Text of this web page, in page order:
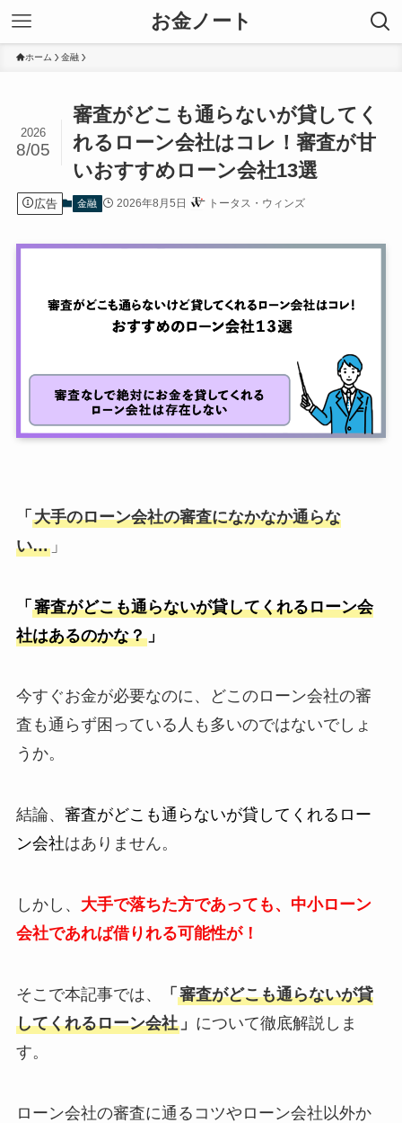
お金ノート
ホーム 金融
審査がどこも通らないが貸してく
れるローン会社はコレ！審査が甘
いおすすめローン会社13選
2026
8/05
広告 金融 2026年8月5日 トータス・ウィンズ
「 大手のローン会社の審査になかなか通らな
い…」
「 審査がどこも通らないが貸してくれるローン会
社はあるのかな？」
今すぐお金が必要なのに、どこのローン会社の審
査も通らず困っている人も多いのではないでしょ
うか。
結論、 審査がどこも通らないが貸してくれるロー
ン会社はありません。
しかし、 大手で落ちた方であっても、中小ローン
会社であれば借りれる可能性が！
そこで本記事では、 「 審査がどこも通らないが貸
してくれるローン会社」 について徹底解説しま
す。
ローン会社の審査に通るコツやローン会社以外か